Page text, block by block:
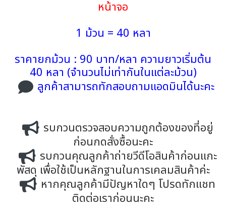
หน้าจอ
1 ม้วน = 40 หลา
ราคายกม้วน : 90 บาท/หลา ความยาวเริ่มต้น
40 หลา (จำนวนไม่เท่ากันในแต่ละม้วน)
ลูกค้าสามารถทักสอบถามแอดมินได้นะคะ
รบกวนตรวจสอบความถูกต้องของที่อยู่
ก่อนกดสั่งซื้อนะคะ
รบกวนคุณลูกค้าถ่ายวีดีโอสินค้าก่อนแกะ
พัสดุ เพื่อใช้เป็นหลักฐานในการเคลมสินค้าค่ะ
หากคุณลูกค้ามีปัญหาใดๆ โปรดทักแชท
ติดต่อเราก่อนนะคะ